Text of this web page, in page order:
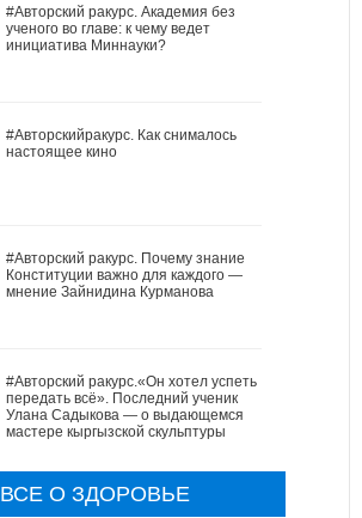
#Авторский ракурс. Академия без
ученого во главе: к чему ведет
инициатива Миннауки?
#Авторскийракурс. Как снималось
настоящее кино
#Авторский ракурс. Почему знание
Конституции важно для каждого —
мнение Зайнидина Курманова
#Авторский ракурс.«Он хотел успеть
передать всё». Последний ученик
Улана Садыкова — о выдающемся
мастере кыргызской скульптуры
ВСЕ О ЗДОРОВЬЕ